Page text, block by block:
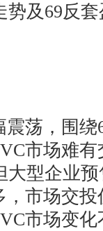
及69反
荡，围绕
市场难
型企业
市场交
市场变